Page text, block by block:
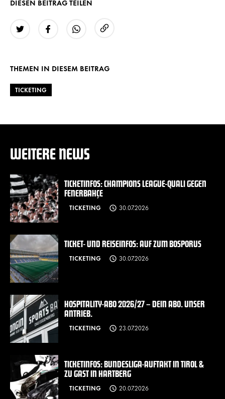
DIESEN BEITRAG TEILEN
THEMEN IN DIESEM BEITRAG
TICKETING
WEITERE NEWS
TICKETINFOS: CHAMPIONS LEAGUE-QUALI GEGEN
FENERBAHÇE
TICKETING 30.07.2026
TICKET- UND REISEINFOS: AUF ZUM BOSPORUS
TICKETING 30.07.2026
HOSPITALITY-ABO 2026/27 – DEIN ABO. UNSER
ANTRIEB.
TICKETING 23.07.2026
TICKETINFOS: BUNDESLIGA-AUFTAKT IN TIROL &
ZU GAST IN HARTBERG
TICKETING 20.07.2026